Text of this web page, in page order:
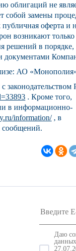
облигаций не
собой замены
публичная оферта и
возникают только
решений в порядке,
документами
АО
законодательством
. Кроме того,
в информационно-
information/, в
сообщений.
Даю